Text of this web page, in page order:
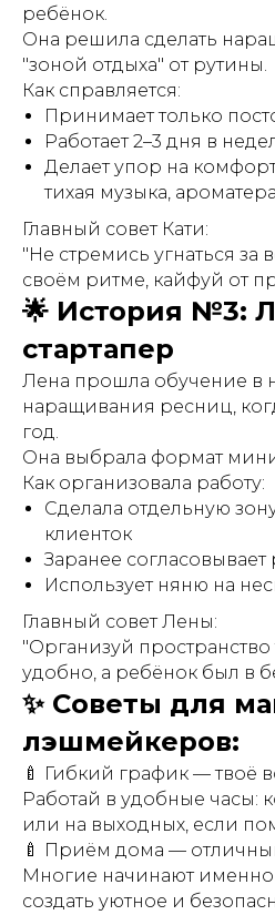
ребёнок.
Она решила сделать
"зоной отдыха" от рутины.
Как справляется:
Принимает только
Работает 2–3 дня в
Делает упор на
тихая музыка,
Главный совет Кати:
"Не стремись угнаться за
своём ритме, кайфуй от
🌟 История №3:
стартапер
Лена прошла обучение в
наращивания ресниц,
год.
Она выбрала формат
Как организовала работу:
Сделала отдельную
клиенток
Заранее
Использует няню на
Главный совет Лены:
"Организуй пространство
удобно, а ребёнок был в
✨ Советы для
лэшмейкеров:
🍼 Гибкий график — твоё
Работай в удобные часы:
или на выходных, если
🍼 Приём дома —
Многие начинают именно
создать уютное и